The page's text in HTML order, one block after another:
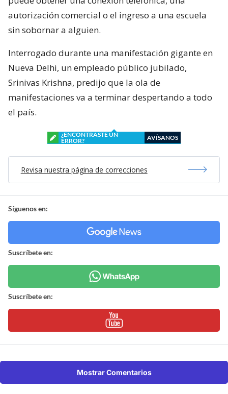
autorización comercial o el ingreso a una escuela
sin sobornar a alguien.
Interrogado durante una manifestación gigante en
Nueva Delhi, un empleado público jubilado,
Srinivas Krishna, predijo que la ola de
manifestaciones va a terminar despertando a todo
el país.
¿ENCONTRASTE UN
ERROR?
AVÍSANOS
Revisa nuestra página de correcciones
Síguenos en:
Suscríbete en:
Suscríbete en:
Mostrar Comentarios